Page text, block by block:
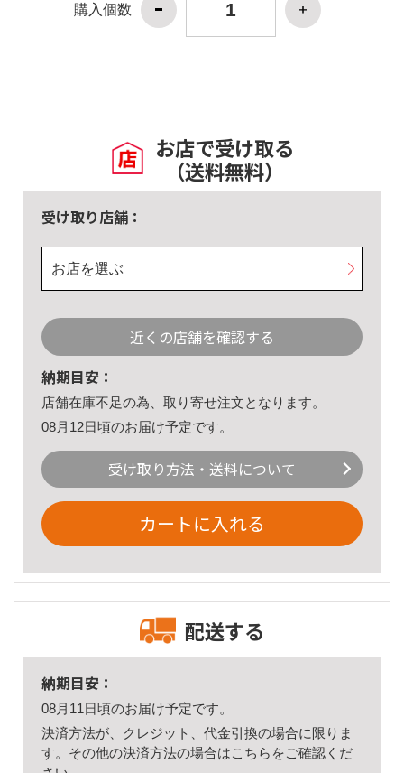
購入個数
お店で受け取る
（送料無料）
受け取り店舗：
お店を選ぶ
近くの店舗を確認する
納期目安：
店舗在庫不足の為、取り寄せ注文となります。
08月12日頃のお届け予定です。
受け取り方法・送料について
カートに入れる
配送する
納期目安：
08月11日頃のお届け予定です。
決済方法が、クレジット、代金引換の場合に限りま
す。その他の決済方法の場合はこちら をご確認くだ